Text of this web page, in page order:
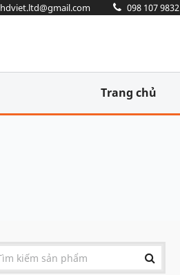
hdviet.ltd@gmail.com 098 107 9832
Trang chủ